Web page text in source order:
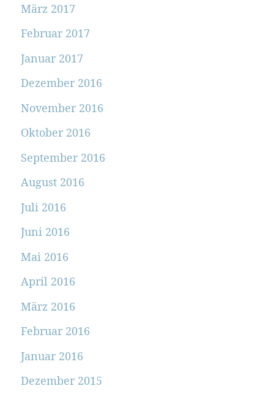
März 2017
Februar 2017
Januar 2017
Dezember 2016
November 2016
Oktober 2016
September 2016
August 2016
Juli 2016
Juni 2016
Mai 2016
April 2016
März 2016
Februar 2016
Januar 2016
Dezember 2015